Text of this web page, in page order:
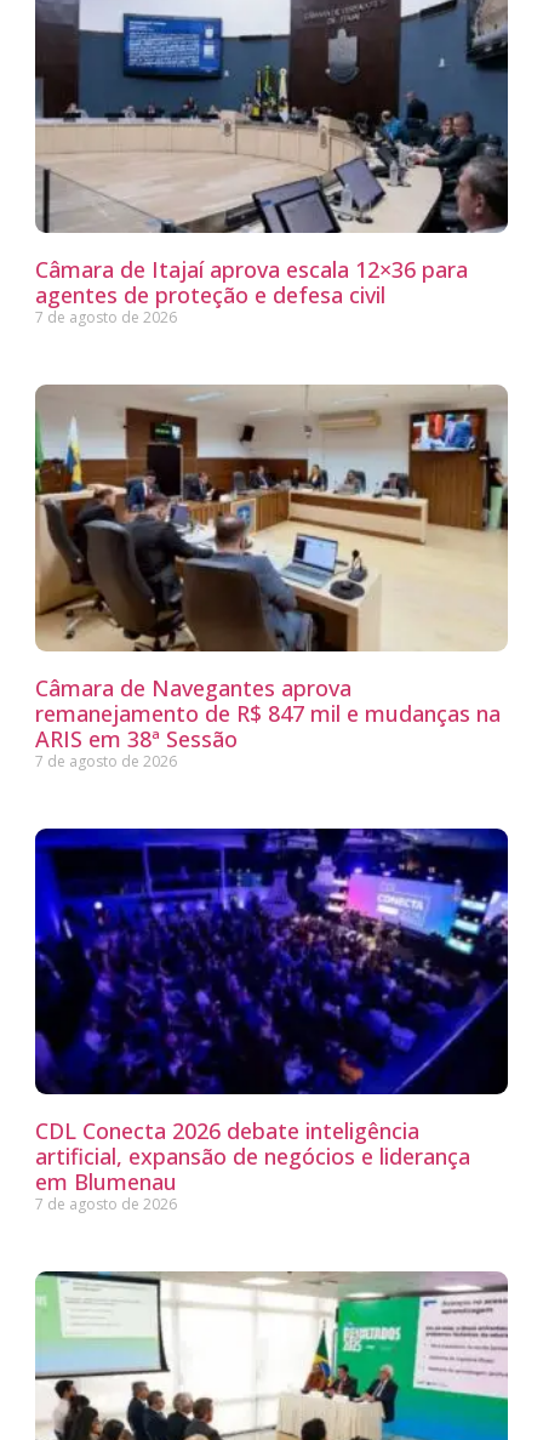
Câmara de Itajaí aprova escala 12×36 para
agentes de proteção e defesa civil
7 de agosto de 2026
Câmara de Navegantes aprova
remanejamento de R$ 847 mil e mudanças na
ARIS em 38ª Sessão
7 de agosto de 2026
CDL Conecta 2026 debate inteligência
artificial, expansão de negócios e liderança
em Blumenau
7 de agosto de 2026